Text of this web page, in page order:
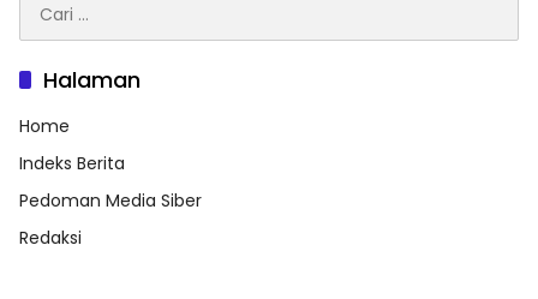
untuk:
Halaman
Home
Indeks Berita
Pedoman Media Siber
Redaksi